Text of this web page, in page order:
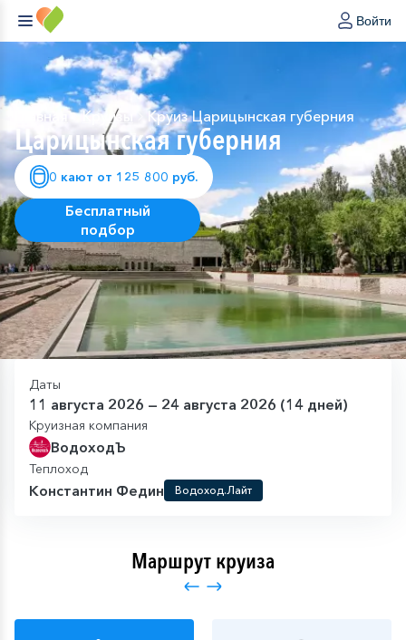
Войти
Главная Круизы Круиз Царицынская губерния
Царицынская губерния
0 кают от 125 800 руб.
Бесплатный
подбор
Даты
11 августа 2026 — 24 августа 2026 (14 дней)
Круизная компания
ВодоходЪ
Теплоход
Константин Федин Водоход.Лайт
Маршрут круиза